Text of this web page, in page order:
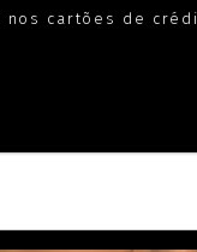
nos cartões de